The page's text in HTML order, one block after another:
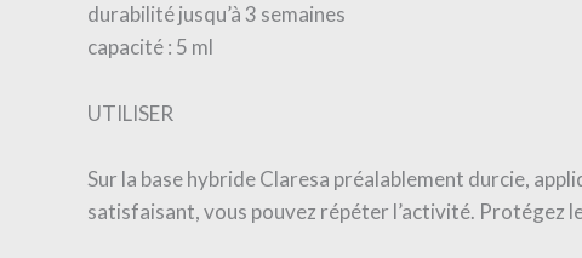
durabilité jusqu’à 3 semaines
capacité : 5 ml
UTILISER
Sur la base hybride Claresa préalablement durcie,
satisfaisant, vous pouvez répéter l’activité. Protégez